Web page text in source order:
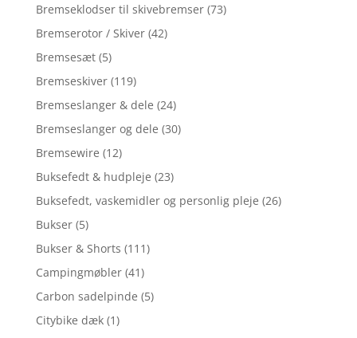
Bremseklodser til skivebremser (73)
Bremserotor / Skiver (42)
Bremsesæt (5)
Bremseskiver (119)
Bremseslanger & dele (24)
Bremseslanger og dele (30)
Bremsewire (12)
Buksefedt & hudpleje (23)
Buksefedt, vaskemidler og personlig pleje (26)
Bukser (5)
Bukser & Shorts (111)
Campingmøbler (41)
Carbon sadelpinde (5)
Citybike dæk (1)